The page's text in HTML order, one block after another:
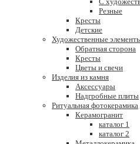
Резные
Кресты
Детские
Художественные
Обратная сторона
Кресты
Цветы и свечи
Изделия из камня
Аксессуары
Надгробные плиты
Ритуальная фотокерамика
Керамогранит
каталог 1
каталог 2